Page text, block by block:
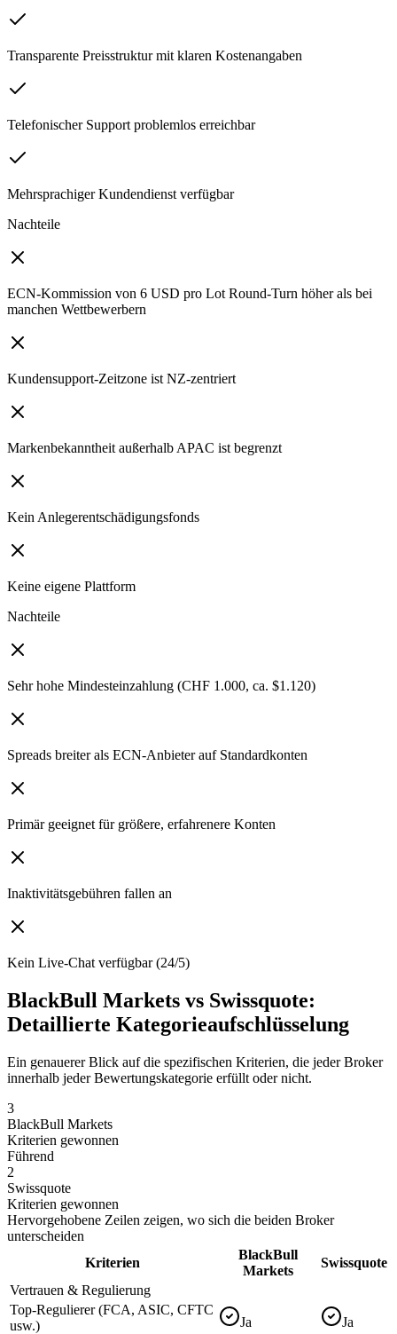
Transparente Preisstruktur mit klaren Kostenangaben
Telefonischer Support problemlos erreichbar
Mehrsprachiger Kundendienst verfügbar
Nachteile
ECN-Kommission von 6 USD pro Lot Round-Turn höher als bei
manchen Wettbewerbern
Kundensupport-Zeitzone ist NZ-zentriert
Markenbekanntheit außerhalb APAC ist begrenzt
Kein Anlegerentschädigungsfonds
Keine eigene Plattform
Nachteile
Sehr hohe Mindesteinzahlung (CHF 1.000, ca. $1.120)
Spreads breiter als ECN-Anbieter auf Standardkonten
Primär geeignet für größere, erfahrenere Konten
Inaktivitätsgebühren fallen an
Kein Live-Chat verfügbar (24/5)
BlackBull Markets vs Swissquote:
Detaillierte Kategorieaufschlüsselung
Ein genauerer Blick auf die spezifischen Kriterien, die jeder Broker
innerhalb jeder Bewertungskategorie erfüllt oder nicht.
3
BlackBull Markets
Kriterien gewonnen
Führend
2
Swissquote
Kriterien gewonnen
Hervorgehobene Zeilen zeigen, wo sich die beiden Broker
unterscheiden
Kriterien
BlackBull
Markets
Swissquote
Vertrauen & Regulierung
Top-Regulierer (FCA, ASIC, CFTC
usw.)
Ja
Ja